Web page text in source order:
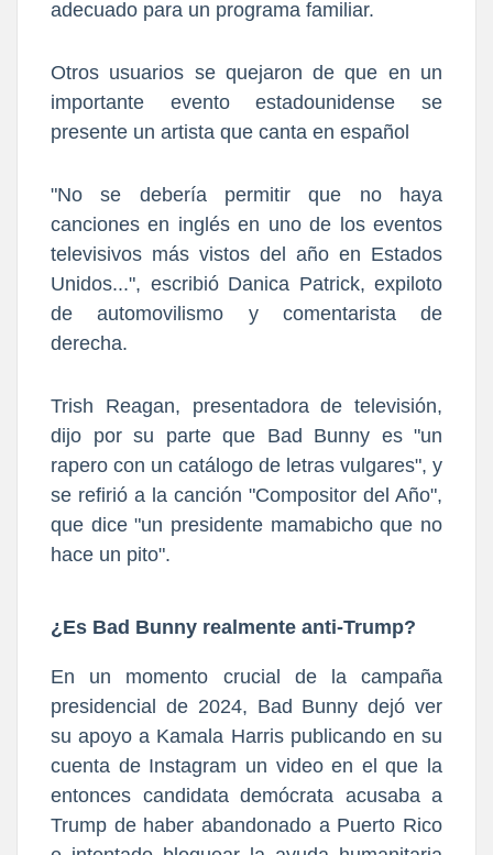
adecuado para un programa familiar.
Otros usuarios se quejaron de que en un
importante evento estadounidense se
presente un artista que canta en español
"No se debería permitir que no haya
canciones en inglés en uno de los eventos
televisivos más vistos del año en Estados
Unidos...", escribió Danica Patrick, expiloto
de automovilismo y comentarista de
derecha.
Trish Reagan, presentadora de televisión,
dijo por su parte que Bad Bunny es "un
rapero con un catálogo de letras vulgares", y
se refirió a la canción "Compositor del Año",
que dice "un presidente mamabicho que no
hace un pito".
¿Es Bad Bunny realmente anti-Trump?
En un momento crucial de la campaña
presidencial de 2024, Bad Bunny dejó ver
su apoyo a Kamala Harris publicando en su
cuenta de Instagram un video en el que la
entonces candidata demócrata acusaba a
Trump de haber abandonado a Puerto Rico